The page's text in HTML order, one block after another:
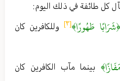
كل طائفة في ذلك اليوم :
﴿شَرَابًا طَهُورًا﴾[٣] وللكافرين كان
بينما مآب الكافرين كان